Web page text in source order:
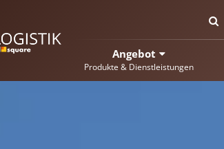
Angebot
Produkte & Dienstleistungen